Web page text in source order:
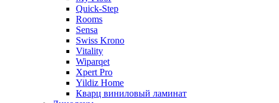
Quick-Step
Rooms
Sensa
Swiss Krono
Vitality
Wiparqet
Xpert Pro
Yildiz Home
Кварц виниловый ламинат